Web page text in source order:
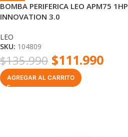
BOMBA PERIFERICA LEO APM75 1HP
INNOVATION 3.0
LEO
SKU: 104809
$135.990 $111.990
AGREGAR AL CARRITO